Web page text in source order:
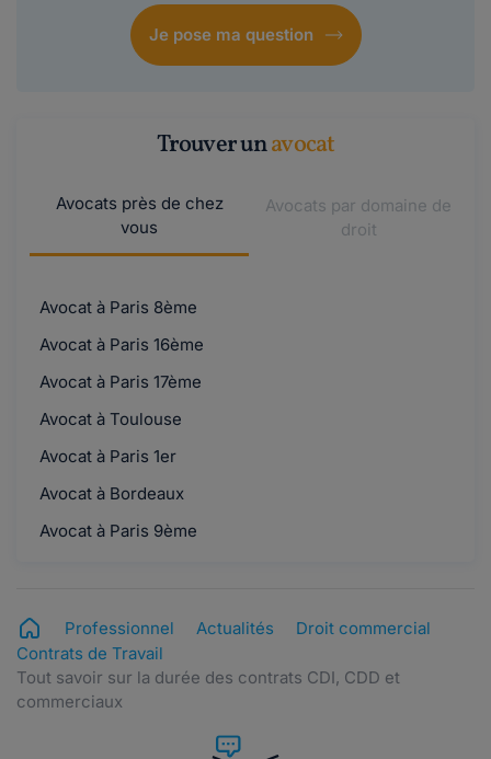
Je pose ma question
Trouver unavocat
Avocats près de chez
vous
Avocats par domaine de
droit
Avocat à Paris 8ème
Avocat à Paris 16ème
Avocat à Paris 17ème
Avocat à Toulouse
Avocat à Paris 1er
Avocat à Bordeaux
Avocat à Paris 9ème
Professionnel Actualités
Droit commercial
Contrats de Travail
Tout savoir sur la durée des contrats CDI, CDD et
commerciaux